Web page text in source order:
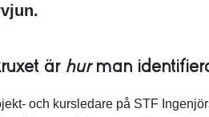
är hurman
och kursledare på STF